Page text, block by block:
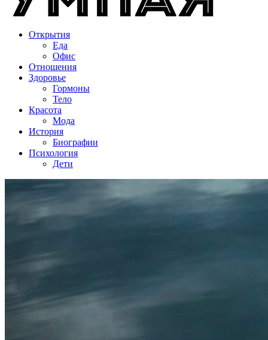
Открытия
Еда
Офис
Отношения
Здоровье
Гормоны
Тело
Красота
Мода
История
Биографии
Психология
Дети